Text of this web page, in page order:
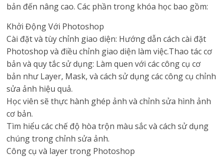
bản đến nâng cao. Các phần trong khóa học bao gồm:
Khởi Động Với Photoshop
Cài đặt và tùy chỉnh giao diện: Hướng dẫn cách cài đặt
Photoshop và điều chỉnh giao diện làm việc.Thao tác cơ
bản và quy tắc sử dụng: Làm quen với các công cụ cơ
bản như Layer, Mask, và cách sử dụng các công cụ chỉnh
sửa ảnh hiệu quả.
Học viên sẽ thực hành ghép ảnh và chỉnh sửa hình ảnh
cơ bản.
Tìm hiểu các chế độ hòa trộn màu sắc và cách sử dụng
chúng trong chỉnh sửa ảnh.
Công cụ và layer trong Photoshop